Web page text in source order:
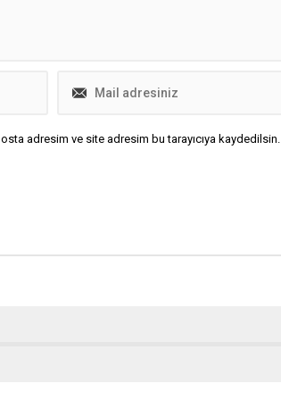
adresim ve site adresim bu tarayıcıya kaydedilsin.